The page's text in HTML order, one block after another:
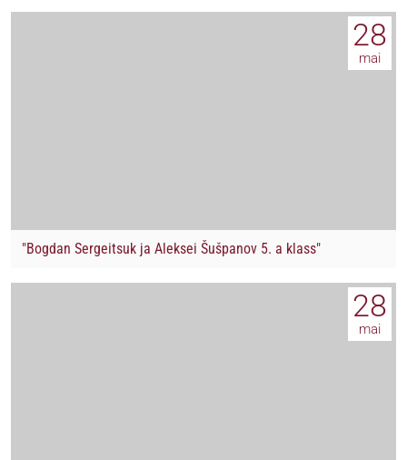
28
mai
"Bogdan Sergeitsuk ja Aleksei Šušpanov 5. a klass"
28
mai